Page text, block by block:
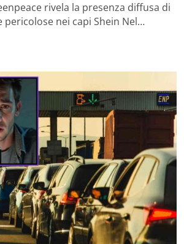
rivela la presenza diffusa di
pericolose nei capi Shein Nel…